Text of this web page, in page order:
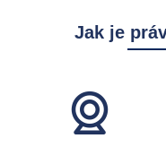
Jak je